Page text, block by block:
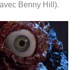
Benny Hill).